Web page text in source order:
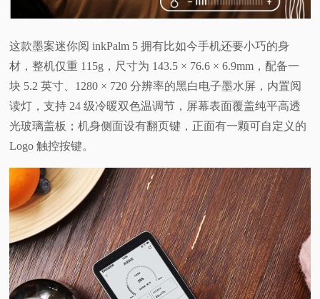
这款墨案迷你阅 inkPalm 5 拥有比如今手机还要小巧的身
材，整机仅重 115g，尺寸为 143.5 × 76.6 × 6.9mm，配备一
块 5.2 英寸、1280 × 720 分辨率的黑白电子墨水屏，内置阅
读灯，支持 24 级冷暖双色温调节，屏幕表面覆盖纯平高透
光玻璃盖板；机身侧面设有翻页键，正面有一颗可自定义的
Logo 触控按键。